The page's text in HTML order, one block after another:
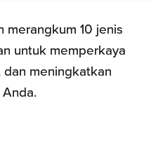
merangkum 10 jenis
untuk memperkaya
dan meningkatkan